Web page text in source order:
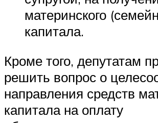
материнского
капитала.
Кроме того, депутатам
решить вопрос о
направления средств
капитала на оплату